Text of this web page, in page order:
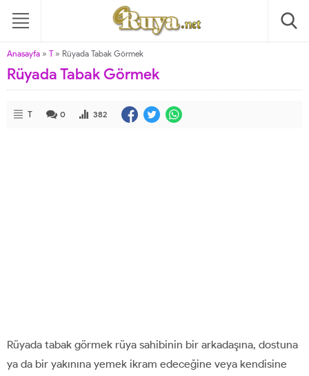
Anasayfa » T » Rüyada Tabak Görmek
Rüyada Tabak Görmek
T 0 382
Rüyada tabak görmek rüya sahibinin bir arkadaşına, dostuna
ya da bir yakınına yemek ikram edeceğine veya kendisine